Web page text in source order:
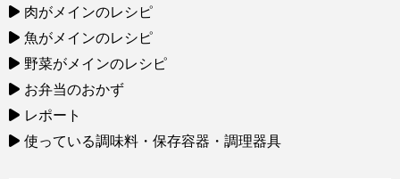
肉がメインのレシピ
魚がメインのレシピ
野菜がメインのレシピ
お弁当のおかず
レポート
使っている調味料・保存容器・調理器具